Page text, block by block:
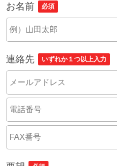
お名前 必須
連絡先 いずれか１つ以上入力